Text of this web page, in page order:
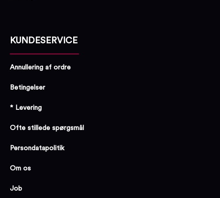
KUNDESERVICE
Annullering af ordre
Betingelser
* Levering
Ofte stillede spørgsmål
Persondatapolitik
Om os
Job